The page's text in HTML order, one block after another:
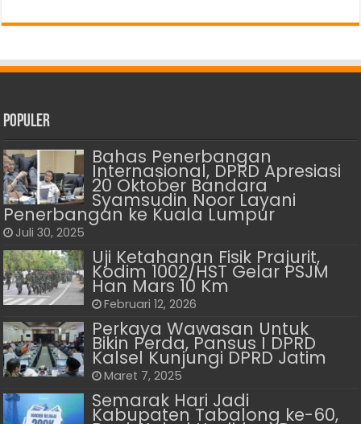
Populer
Bahas Penerbangan
Internasional, DPRD Apresiasi
20 Oktober Bandara
Syamsudin Noor Layani
Penerbangan ke Kuala Lumpur
Juli 30, 2025
Uji Ketahanan Fisik Prajurit,
Kodim 1002/HST Gelar PSJM
Han Mars 10 Km
Februari 12, 2026
Perkaya Wawasan Untuk
Bikin Perda, Pansus I DPRD
Kalsel Kunjungi DPRD Jatim
Maret 7, 2025
Semarak Hari Jadi
Kabupaten Tabalong ke-60,